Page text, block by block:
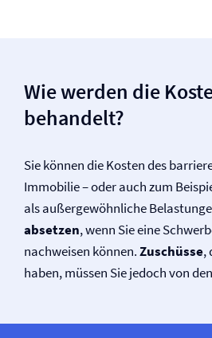
Wie werden die
behandelt?
Sie können die Kosten des
Immobilie – oder auch zum
als außergewöhnliche
absetzen, wenn Sie eine
nachweisen können.Zuschüsse,
haben, müssen Sie jedoch von